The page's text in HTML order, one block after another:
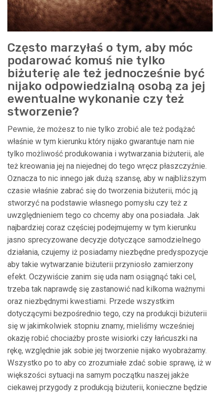
Często marzyłaś o tym, aby móc
podarować komuś nie tylko
biżuterię ale też jednocześnie być
nijako odpowiedzialną osobą za jej
ewentualne wykonanie czy też
stworzenie?
Pewnie, że możesz to nie tylko zrobić ale też podążać
właśnie w tym kierunku który nijako gwarantuje nam nie
tylko możliwość produkowania i wytwarzania biżuterii, ale
też kreowania jej na niejednej do tego wręcz płaszczyźnie.
Oznacza to nic innego jak dużą szansę, aby w najbliższym
czasie właśnie zabrać się do tworzenia biżuterii, móc ją
stworzyć na podstawie własnego pomysłu czy też z
uwzględnieniem tego co chcemy aby ona posiadała. Jak
najbardziej coraz częściej podejmujemy w tym kierunku
jasno sprecyzowane decyzje dotyczące samodzielnego
działania, czujemy iż posiadamy niezbędne predyspozycje
aby takie wytwarzanie biżuterii przyniosło zamierzony
efekt. Oczywiście zanim się uda nam osiągnąć taki cel,
trzeba tak naprawdę się zastanowić nad kilkoma ważnymi
oraz niezbędnymi kwestiami. Przede wszystkim
dotyczącymi bezpośrednio tego, czy na produkcji biżuterii
się w jakimkolwiek stopniu znamy, mieliśmy wcześniej
okazję robić chociażby proste wisiorki czy łańcuszki na
rękę, względnie jak sobie jej tworzenie nijako wyobrażamy.
Wszystko po to aby co zrozumiałe zdać sobie sprawę, iż w
większości sytuacji na samym początku naszej jakże
ciekawej przygody z produkcją biżuterii, konieczne będzie